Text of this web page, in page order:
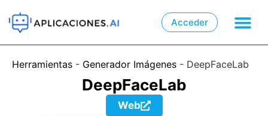
Acceder
Herramientas - Generador Imágenes - DeepFaceLab
DeepFaceLab
Web